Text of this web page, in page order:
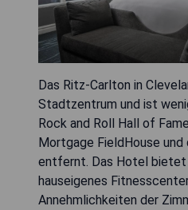
Das Ritz-Carlton in
Stadtzentrum und ist
Rock and Roll Hall of
Mortgage FieldHouse
entfernt. Das Hotel bietet
hauseigenes
Annehmlichkeiten der